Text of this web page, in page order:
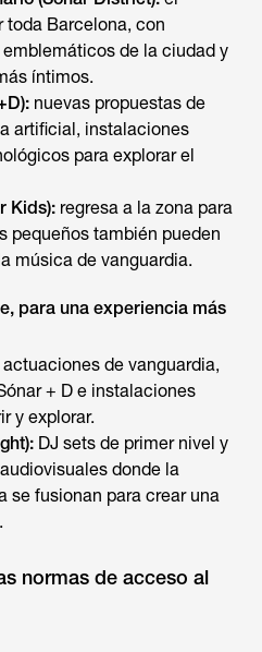
toda Barcelona, con
de la ciudad y
íntimos.
nuevas propuestas de
artificial, instalaciones
para explorar el
Kids): regresa a la zona para
pequeños también pueden
música de vanguardia.
para una experiencia más
actuaciones de vanguardia,
+ D e instalaciones
y explorar.
DJ sets de primer nivel y
donde la
se fusionan para crear una
normas de acceso al